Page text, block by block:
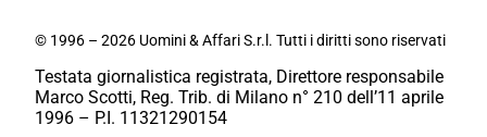
© 1996 – 2026 Uomini & Affari S.r.l. Tutti i diritti sono riservati
Testata giornalistica registrata, Direttore responsabile
Marco Scotti, Reg. Trib. di Milano n° 210 dell’11 aprile
1996 – P.I. 11321290154